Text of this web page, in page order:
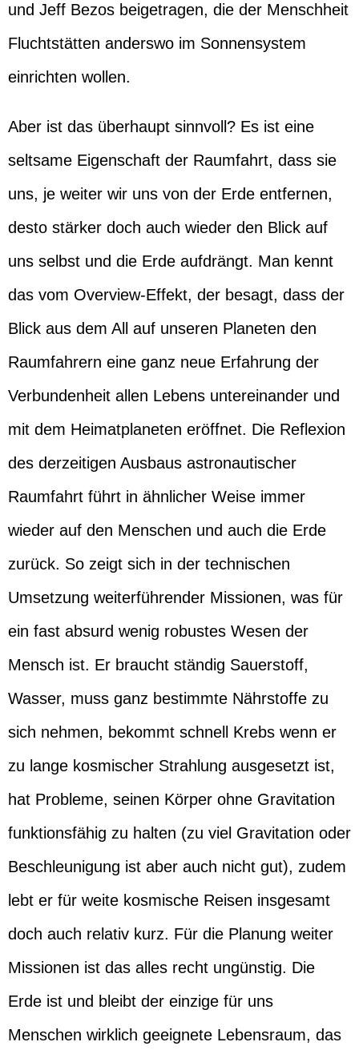
und Jeff Bezos beigetragen, die der Menschheit
Fluchtstätten anderswo im Sonnensystem
einrichten wollen.
Aber ist das überhaupt sinnvoll? Es ist eine
seltsame Eigenschaft der Raumfahrt, dass sie
uns, je weiter wir uns von der Erde entfernen,
desto stärker doch auch wieder den Blick auf
uns selbst und die Erde aufdrängt. Man kennt
das vom Overview-Effekt, der besagt, dass der
Blick aus dem All auf unseren Planeten den
Raumfahrern eine ganz neue Erfahrung der
Verbundenheit allen Lebens untereinander und
mit dem Heimatplaneten eröffnet. Die Reflexion
des derzeitigen Ausbaus astronautischer
Raumfahrt führt in ähnlicher Weise immer
wieder auf den Menschen und auch die Erde
zurück. So zeigt sich in der technischen
Umsetzung weiterführender Missionen, was für
ein fast absurd wenig robustes Wesen der
Mensch ist. Er braucht ständig Sauerstoff,
Wasser, muss ganz bestimmte Nährstoffe zu
sich nehmen, bekommt schnell Krebs wenn er
zu lange kosmischer Strahlung ausgesetzt ist,
hat Probleme, seinen Körper ohne Gravitation
funktionsfähig zu halten (zu viel Gravitation oder
Beschleunigung ist aber auch nicht gut), zudem
lebt er für weite kosmische Reisen insgesamt
doch auch relativ kurz. Für die Planung weiter
Missionen ist das alles recht ungünstig. Die
Erde ist und bleibt der einzige für uns
Menschen wirklich geeignete Lebensraum, das